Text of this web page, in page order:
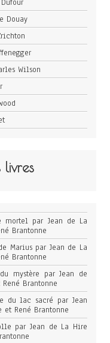
Douay
Wilson
livres
mortel par Jean de La
Brantonne
Marius par Jean de La
Brantonne
mystère par Jean de
Brantonne
du lac sacré par Jean
et René Brantonne
par Jean de La Hire